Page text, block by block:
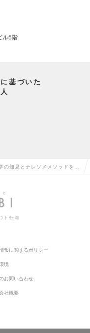
ル5階
基づいた
の知見とナレソメメソッドを駆
求人情報
ト転職
報に関するポリシー
境
お問い合わせ
社概要